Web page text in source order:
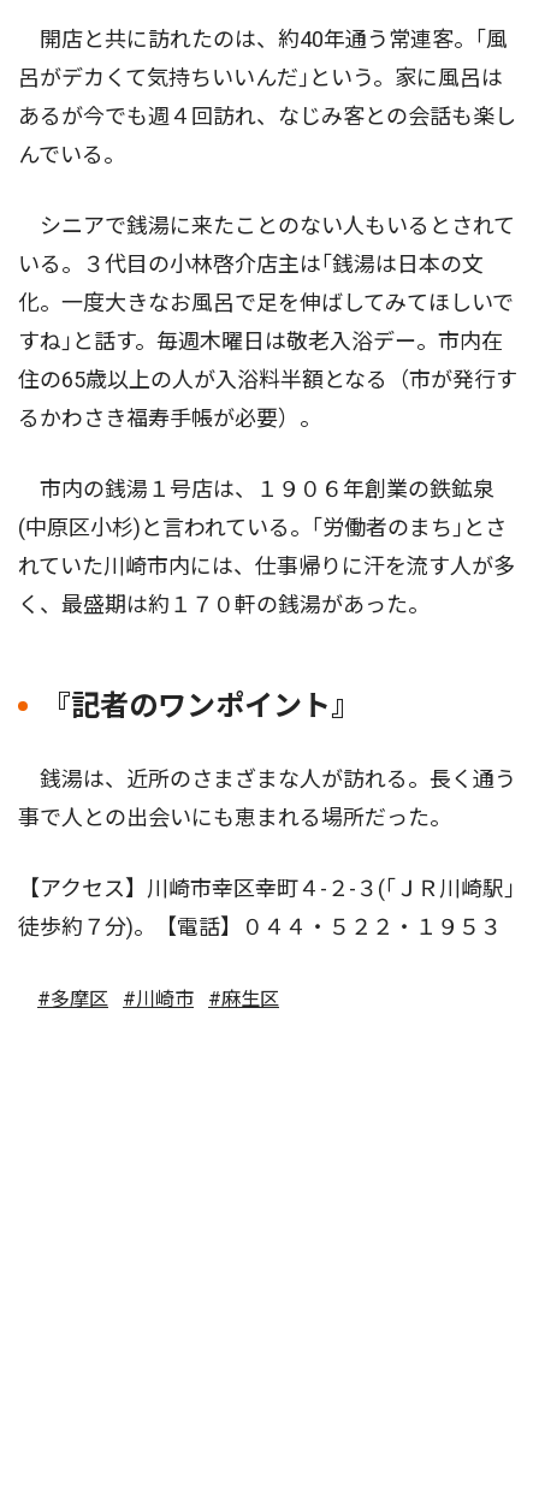
開店と共に訪れたのは、約40年通う常連客。｢風
呂がデカくて気持ちいいんだ｣という。家に風呂は
あるが今でも週４回訪れ、なじみ客との会話も楽し
んでいる。
シニアで銭湯に来たことのない人もいるとされて
いる。３代目の小林啓介店主は｢銭湯は日本の文
化。一度大きなお風呂で足を伸ばしてみてほしいで
すね｣と話す。毎週木曜日は敬老入浴デー。市内在
住の65歳以上の人が入浴料半額となる（市が発行す
るかわさき福寿手帳が必要）。
市内の銭湯１号店は、１９０６年創業の鉄鉱泉
(中原区小杉)と言われている。｢労働者のまち｣とさ
れていた川崎市内には、仕事帰りに汗を流す人が多
く、最盛期は約１７０軒の銭湯があった。
『記者のワンポイント』
銭湯は、近所のさまざまな人が訪れる。長く通う
事で人との出会いにも恵まれる場所だった。
【アクセス】川崎市幸区幸町４-２-３(｢ＪＲ川崎駅｣
徒歩約７分)。【電話】０４４・５２２・１９５３
#多摩区 #川崎市 #麻生区